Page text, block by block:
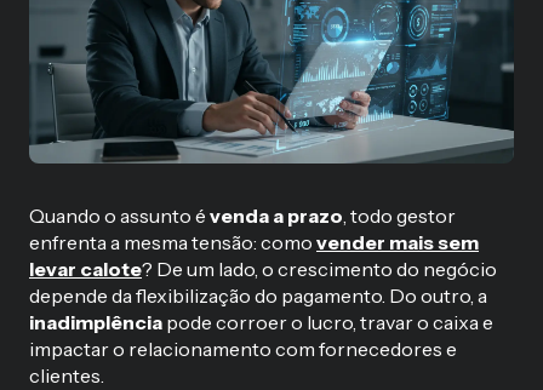
Quando o assunto é venda a prazo, todo gestor
enfrenta a mesma tensão: como vender mais sem
levar calote? De um lado, o crescimento do negócio
depende da flexibilização do pagamento. Do outro, a
inadimplência pode corroer o lucro, travar o caixa e
impactar o relacionamento com fornecedores e
clientes.